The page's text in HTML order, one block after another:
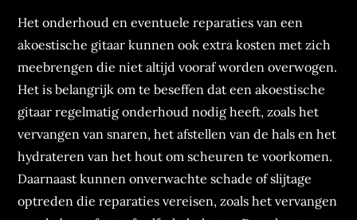
Het onderhoud en eventuele reparaties van een
akoestische gitaar kunnen ook extra kosten met zich
meebrengen die niet altijd vooraf worden overwogen.
Het is belangrijk om te beseffen dat een akoestische
gitaar regelmatig onderhoud nodig heeft, zoals het
vervangen van snaren, het afstellen van de hals en het
hydrateren van het hout om scheuren te voorkomen.
Daarnaast kunnen onverwachte schade of slijtage
optreden die reparaties vereisen, zoals het vervangen